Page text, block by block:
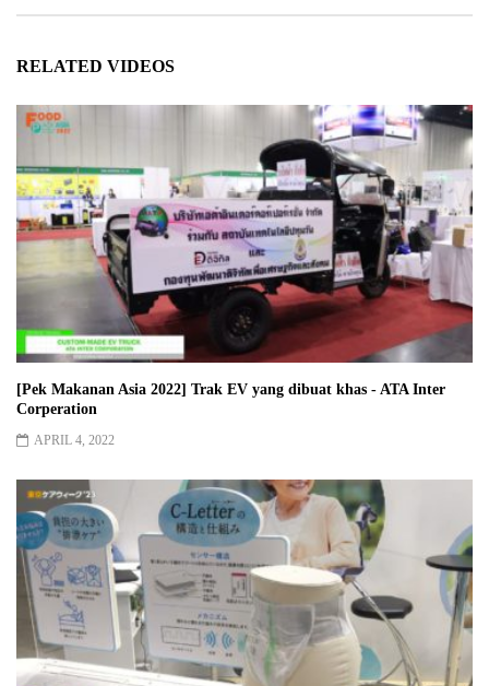
RELATED VIDEOS
[Pek Makanan Asia 2022] Trak EV yang dibuat khas - ATA Inter
Corperation
APRIL 4, 2022